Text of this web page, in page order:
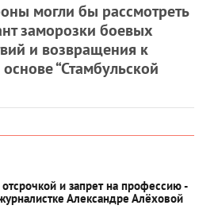
могли бы рассмотреть
заморозки боевых
и возвращения к
“Стамбульской
и запрет на профессию -
Александре Алёховой